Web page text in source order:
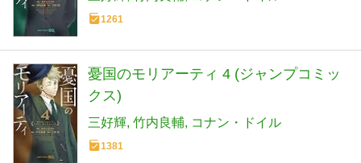
1261
憂国のモリアーティ 4 (ジャンプコミッ
クス)
三好輝 竹内良輔 コナン・ドイル
1381